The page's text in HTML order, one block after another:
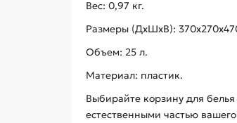
Вес: 0,97 кг.
Размеры (ДхШхВ):
Объем: 25 л.
Материал: пластик.
Выбирайте корзину для
естественными частью